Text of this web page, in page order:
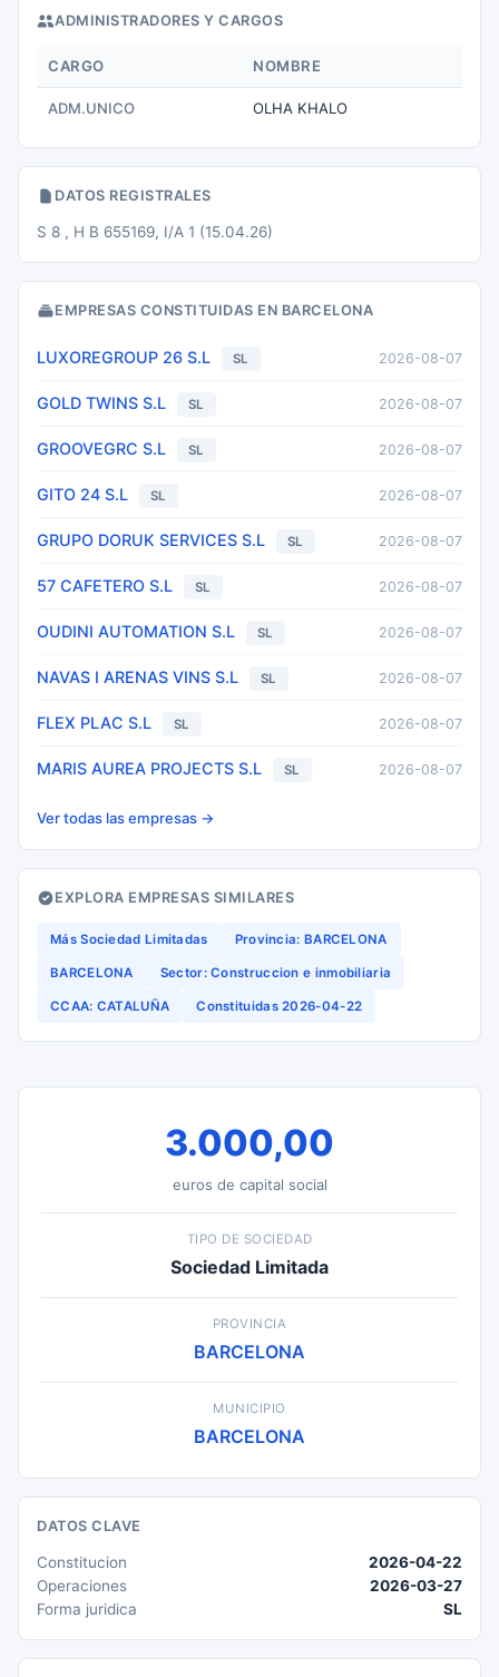
ADMINISTRADORES Y CARGOS
CARGO NOMBRE
ADM.UNICO OLHA KHALO
DATOS REGISTRALES
S 8 , H B 655169, I/A 1 (15.04.26)
EMPRESAS CONSTITUIDAS EN BARCELONA
LUXOREGROUP 26 S.L SL 2026-08-07
GOLD TWINS S.L SL 2026-08-07
GROOVEGRC S.L SL 2026-08-07
GITO 24 S.L SL 2026-08-07
GRUPO DORUK SERVICES S.L SL 2026-08-07
57 CAFETERO S.L SL 2026-08-07
OUDINI AUTOMATION S.L SL 2026-08-07
NAVAS I ARENAS VINS S.L SL 2026-08-07
FLEX PLAC S.L SL 2026-08-07
MARIS AUREA PROJECTS S.L SL 2026-08-07
Ver todas las empresas →
EXPLORA EMPRESAS SIMILARES
Más Sociedad Limitadas Provincia: BARCELONA
BARCELONA Sector: Construccion e inmobiliaria
CCAA: CATALUÑA Constituidas 2026-04-22
3.000,00
euros de capital social
TIPO DE SOCIEDAD
Sociedad Limitada
PROVINCIA
BARCELONA
MUNICIPIO
BARCELONA
DATOS CLAVE
Constitucion
2026-04-22
Operaciones
2026-03-27
Forma juridica
SL